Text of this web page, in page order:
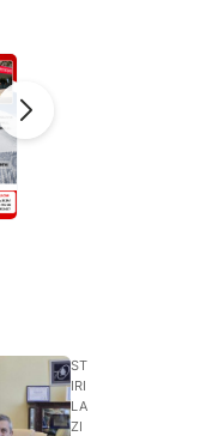
ST
IRI
LA
ZI